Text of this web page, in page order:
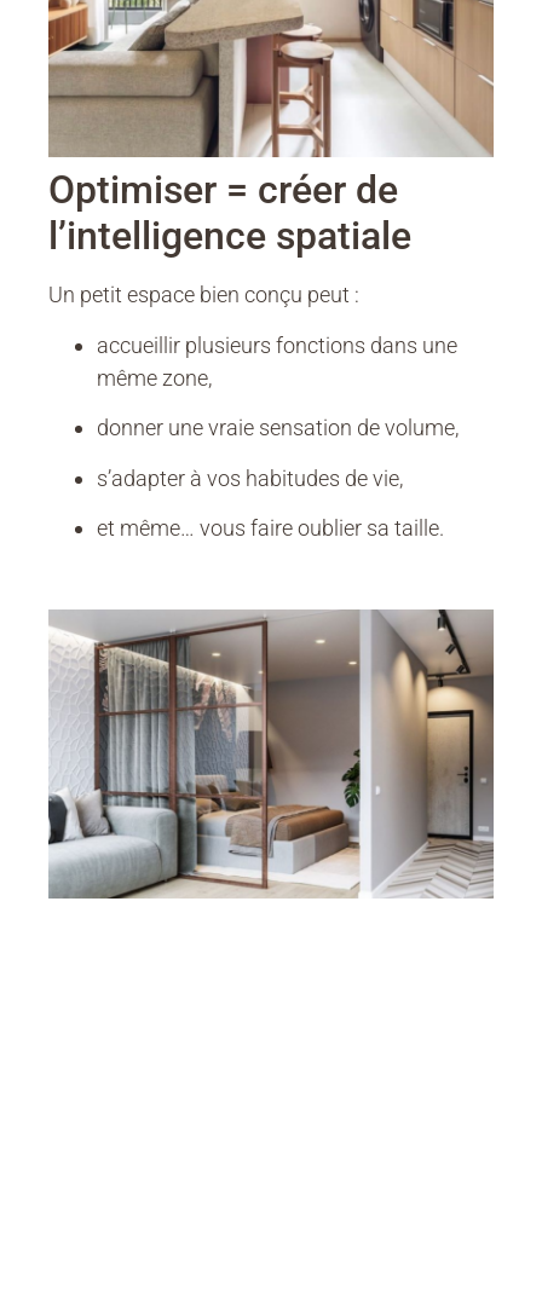
Optimiser = créer de
l’intelligence spatiale
Un petit espace bien conçu peut :
accueillir plusieurs fonctions dans une
même zone,
donner une vraie sensation de volume,
s’adapter à vos habitudes de vie,
et même… vous faire oublier sa taille.